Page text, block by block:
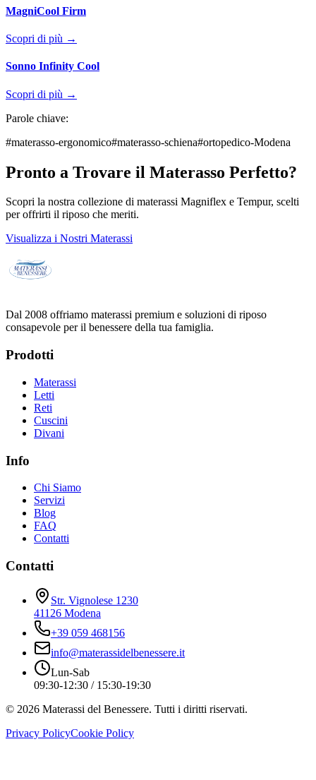
MagniCool Firm
Scopri di più →
Sonno Infinity Cool
Scopri di più →
Parole chiave:
#materasso-ergonomico#materasso-schiena#ortopedico-Modena
Pronto a Trovare il Materasso Perfetto?
Scopri la nostra collezione di materassi Magniflex e Tempur, scelti
per offrirti il riposo che meriti.
Visualizza i Nostri Materassi
Dal 2008 offriamo materassi premium e soluzioni di riposo
consapevole per il benessere della tua famiglia.
Prodotti
Materassi
Letti
Reti
Cuscini
Divani
Info
Chi Siamo
Servizi
Blog
FAQ
Contatti
Contatti
Str. Vignolese 1230
41126 Modena
+39 059 468156
info@materassidelbenessere.it
Lun-Sab
09:30-12:30 / 15:30-19:30
© 2026 Materassi del Benessere. Tutti i diritti riservati.
Privacy PolicyCookie Policy